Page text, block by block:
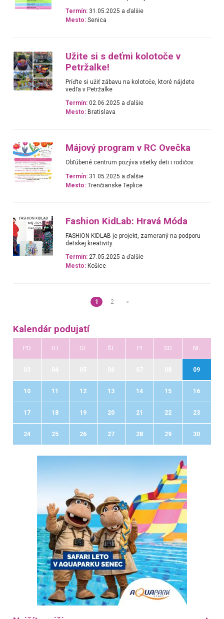
Termín: 31.05.2025 a ďalšie
Mesto: Senica
Užite si s deťmi kolotoče v
Petržalke!
Príďte si užiť zábavu na kolotoče, ktoré nájdete
vedľa v Petržalke
Termín: 02.06.2025 a ďalšie
Mesto: Bratislava
Májový program v RC Ovečka
Obľúbené centrum pozýva všetky deti i rodičov.
Termín: 31.05.2025 a ďalšie
Mesto: Trenčianske Teplice
Fashion KidLab: Hravá Móda
FASHION KIDLAB je projekt, zameraný na podporu
detskej kreativity.
Termín: 27.05.2025 a ďalšie
Mesto: Košice
1 2 »
Kalendár podujatí
PO UT ST ŠT PI SO NE
09
10 11 12 13 14 15 16
17 18 19 20 21 22 23
24 25 26 27 28 29 30